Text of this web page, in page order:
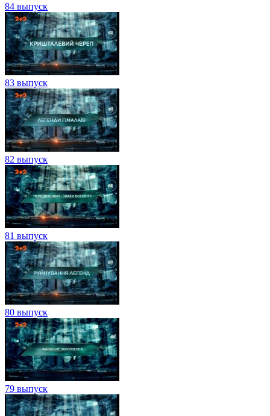
84 выпуск
83 выпуск
82 выпуск
81 выпуск
80 выпуск
79 выпуск